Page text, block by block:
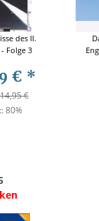
des II.
Folge 3
€ *
14,95 €
80%